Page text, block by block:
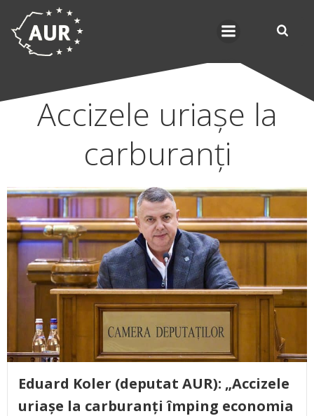
Accizele uriașe la
carburanți
Eduard Koler (deputat AUR): „Accizele
uriașe la carburanți împing economia